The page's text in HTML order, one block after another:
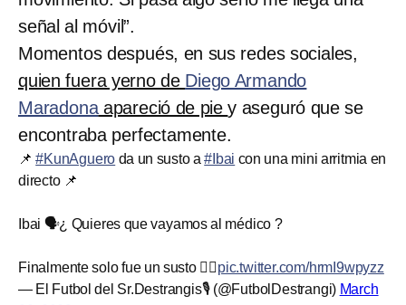
señal al móvil”.
Momentos después, en sus redes sociales,
quien fuera yerno de Diego Armando
Maradonaapareció de piey aseguró que se
encontraba perfectamente.
📌#KunAguero da un susto a#Ibai con una mini arritmia en
directo 📌
Ibai 🗣️¿ Quieres que vayamos al médico ?
Finalmente solo fue un susto 😮‍💨pic.twitter.com/hrmI9wpyzz
— El Futbol del Sr.Destrangis🎙 (@FutbolDestrangi) March